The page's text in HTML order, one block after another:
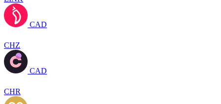
CAD
CHZ
CAD
CHR